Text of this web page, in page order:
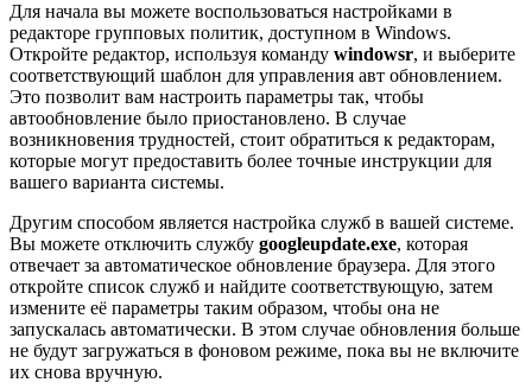
Для начала вы можете воспользоваться настройками в
редакторе групповых политик, доступном в Windows.
Откройте редактор, используя команду windowsr, и выберите
соответствующий шаблон для управления авт обновлением.
Это позволит вам настроить параметры так, чтобы
автообновление было приостановлено. В случае
возникновения трудностей, стоит обратиться к редакторам,
которые могут предоставить более точные инструкции для
вашего варианта системы.
Другим способом является настройка служб в вашей системе.
Вы можете отключить службу googleupdate.exe, которая
отвечает за автоматическое обновление браузера. Для этого
откройте список служб и найдите соответствующую, затем
измените её параметры таким образом, чтобы она не
запускалась автоматически. В этом случае обновления больше
не будут загружаться в фоновом режиме, пока вы не включите
их снова вручную.